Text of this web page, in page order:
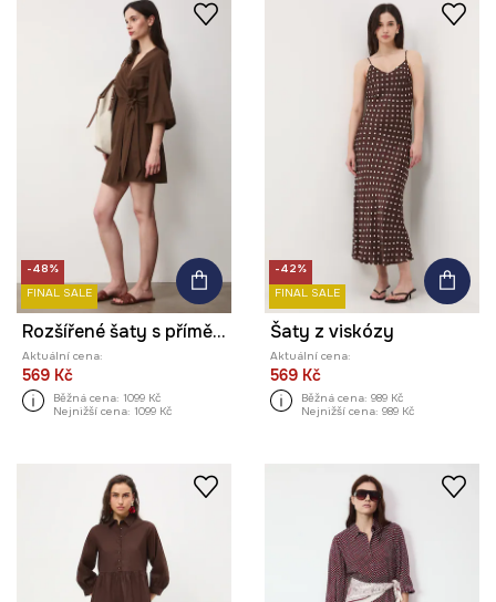
-48%
FINAL SALE
Rozšířené šaty s příměsí lnu
Aktuální cena:
569 Kč
Běžná cena: 1099 Kč
Nejnižší cena: 1099 Kč
-42%
FINAL SALE
Šaty z viskózy
Aktuální cena:
569 Kč
Běžná cena: 989 Kč
Nejnižší cena: 989 Kč